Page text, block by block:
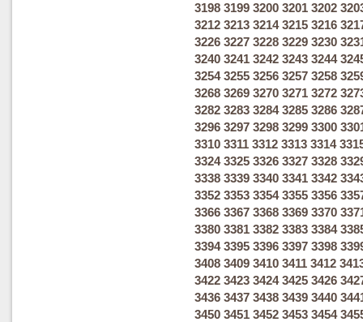
3198 3199 3200 3201 3202
3212 3213 3214 3215 3216
3226 3227 3228 3229 3230
3240 3241 3242 3243 3244
3254 3255 3256 3257 3258
3268 3269 3270 3271 3272
3282 3283 3284 3285 3286
3296 3297 3298 3299 3300
3310 3311 3312 3313 3314
3324 3325 3326 3327 3328
3338 3339 3340 3341 3342
3352 3353 3354 3355 3356
3366 3367 3368 3369 3370
3380 3381 3382 3383 3384
3394 3395 3396 3397 3398
3408 3409 3410 3411 3412
3422 3423 3424 3425 3426
3436 3437 3438 3439 3440
3450 3451 3452 3453 3454